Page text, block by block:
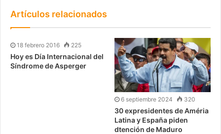
Artículos relacionados
18 febrero 2016 225
Hoy es Día Internacional del
Síndrome de Asperger
6 septiembre 2024 320
30 expresidentes de Améria
Latina y España piden
dtención de Maduro